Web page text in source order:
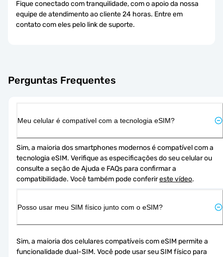
Fique conectado com tranquilidade, com o apoio da nossa
equipe de atendimento ao cliente 24 horas. Entre em
contato com eles pelo link de suporte.
Perguntas Frequentes
Meu celular é compatível com a tecnologia eSIM?
Sim, a maioria dos smartphones modernos é compatível com a
tecnologia eSIM. Verifique as especificações do seu celular ou
consulte a seção de Ajuda e FAQs para confirmar a
compatibilidade. Você também pode conferir este vídeo.
Posso usar meu SIM físico junto com o eSIM?
Sim, a maioria dos celulares compatíveis com eSIM permite a
funcionalidade dual-SIM. Você pode usar seu SIM físico para